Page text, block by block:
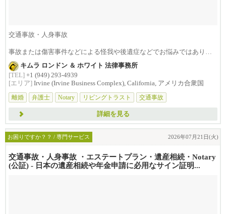
交通事故・人身事故
事故または傷害事件などによる怪我や後遺症などでお悩みではありま
せんか？損害賠償は治療費...
キムラ ロンドン ＆ ホワイト 法律事務所
[TEL] +1 (949) 293-4939
[エリア] Irvine (Irvine Business Complex), California, アメリカ合衆国
離婚
弁護士 Notary リビングトラスト 交通事故
詳細を見る
お困りですか？？ / 専門サービス 2026年07月21日(火)
交通事故・人身事故 ・エステートプラン・遺産相続・Notary
(公証) - 日本の遺産相続や年金申請に必用なサイン証明...